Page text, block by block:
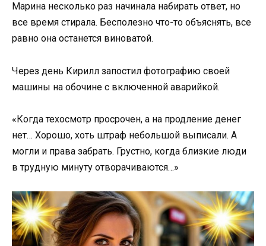
Марина несколько раз начинала набирать ответ, но
все время стирала. Бесполезно что-то объяснять, все
равно она останется виноватой.
Через день Кирилл запостил фотографию своей
машины на обочине с включенной аварийкой.
«Когда техосмотр просрочен, а на продление денег
нет… Хорошо, хоть штраф небольшой выписали. А
могли и права забрать. Грустно, когда близкие люди
в трудную минуту отворачиваются…»